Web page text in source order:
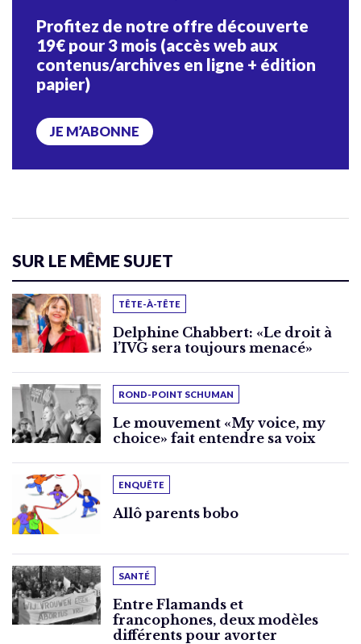
Profitez de notre offre découverte
19€ pour 3 mois (accès web aux
contenus/archives en ligne + édition
papier)
JE M’ABONNE
SUR LE MÊME SUJET
TÊTE-À-TÊTE
Delphine Chabbert: «Le droit à
l’IVG sera toujours menacé»
ROND-POINT SCHUMAN
Le mouvement «My voice, my
choice» fait entendre sa voix
ENQUÊTE
Allô parents bobo
SANTÉ
Entre Flamands et
francophones, deux modèles
différents pour avorter